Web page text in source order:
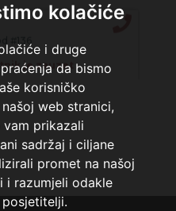
kolačiće
i druge
da bismo
korisničko
web stranici,
prikazali
sadržaj i ciljane
promet na našoj
i razumjeli odakle
je zauzet
poruke
600-600
min
05